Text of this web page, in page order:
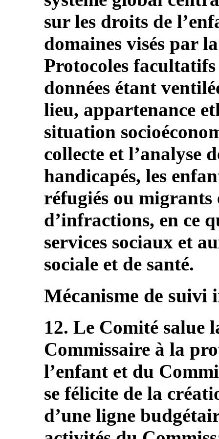
sur les droits de
domaines visés par
Protocoles
données étant
lieu, appartenance
situation
collecte et l’analyse
handicapés, les
réfugiés ou migrants
d’infractions, en ce
services sociaux et
sociale et de santé.
Mécanisme de suivi
12. Le Comité salue
Commissaire à la
l’enfant et du
se félicite de la
d’une ligne